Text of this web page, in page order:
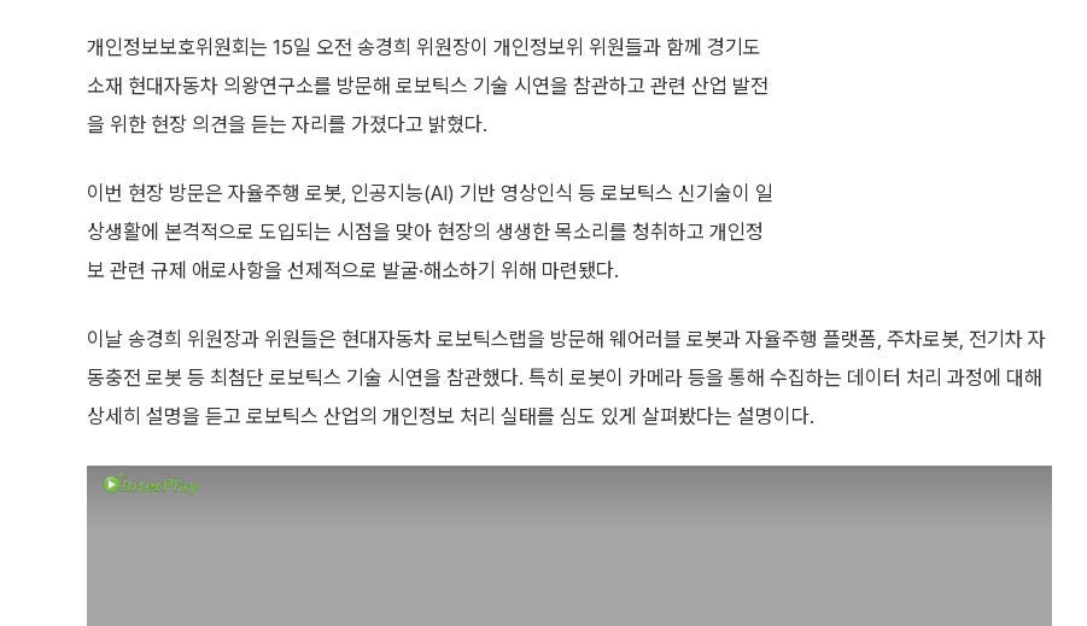
개인정보보호위원회는 15일 오전 송경희 위원장이 개인정보위 위원들과 함께 경기도
소재 현대자동차 의왕연구소를 방문해 로보틱스 기술 시연을 참관하고 관련 산업 발전
을 위한 현장 의견을 듣는 자리를 가졌다고 밝혔다.
이번 현장 방문은 자율주행 로봇, 인공지능(AI) 기반 영상인식 등 로보틱스 신기술이 일
상생활에 본격적으로 도입되는 시점을 맞아 현장의 생생한 목소리를 청취하고 개인정
보 관련 규제 애로사항을 선제적으로 발굴·해소하기 위해 마련됐다.
이날 송경희 위원장과 위원들은 현대자동차 로보틱스랩을 방문해 웨어러블 로봇과 자율주행 플랫폼, 주차로봇, 전기차 자
동충전 로봇 등 최첨단 로보틱스 기술 시연을 참관했다. 특히 로봇이 카메라 등을 통해 수집하는 데이터 처리 과정에 대해
상세히 설명을 듣고 로보틱스 산업의 개인정보 처리 실태를 심도 있게 살펴봤다는 설명이다.